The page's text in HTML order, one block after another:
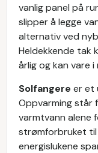
vanlig panel på
slipper å legge
alternativ ved
Heldekkende tak
årlig og kan vare i
Solfangere er et
Oppvarming står
varmtvann alene
strømforbruket til
energislukene